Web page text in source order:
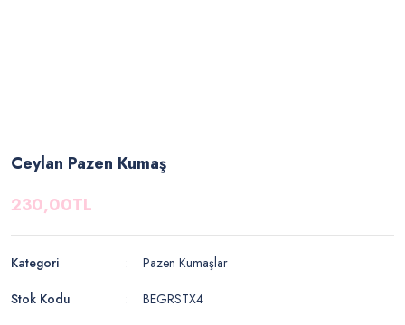
Ceylan Pazen Kumaş
230,00TL
Kategori
Pazen Kumaşlar
Stok Kodu
BEGRSTX4